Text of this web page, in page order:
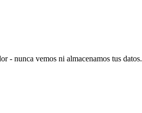
- nunca vemos ni almacenamos tus datos.